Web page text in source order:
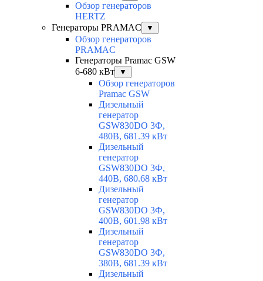
Обзор генераторов
HERTZ
Генераторы PRAMAC
▼
Обзор генераторов
PRAMAC
Генераторы Pramac GSW
6-680 кВт
▼
Обзор генераторов
Pramac GSW
Дизельный
генератор
GSW830DO 3Ф,
480В, 681.39 кВт
Дизельный
генератор
GSW830DO 3Ф,
440В, 680.68 кВт
Дизельный
генератор
GSW830DO 3Ф,
400В, 601.98 кВт
Дизельный
генератор
GSW830DO 3Ф,
380В, 681.39 кВт
Дизельный